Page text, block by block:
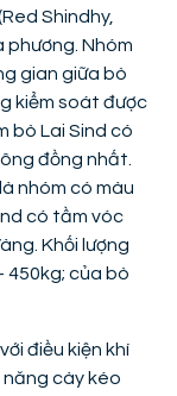
Shindhy,
phương. Nhóm
gian giữa bò
kiểm soát được
bò Lai Sind có
đồng nhất.
nhóm có màu
có tầm vóc
Khối lượng
450kg; của bò
điều kiện khí
năng cày kéo